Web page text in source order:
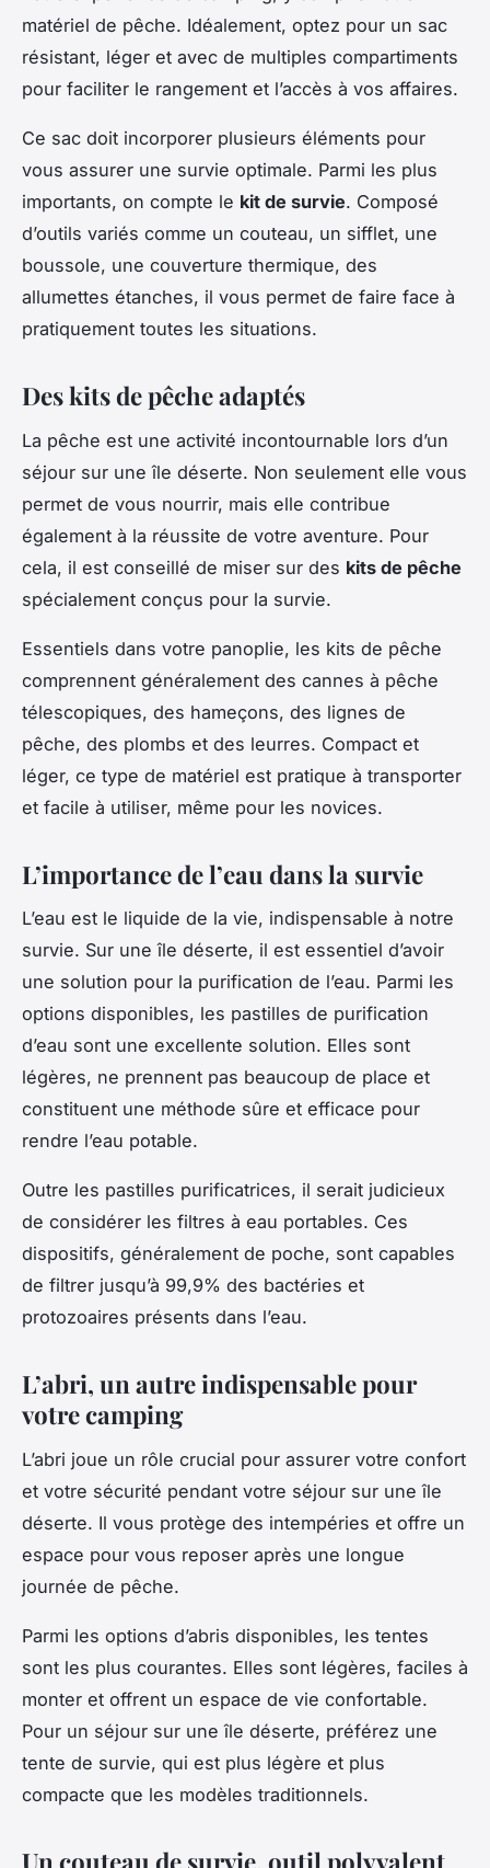
matériel de pêche. Idéalement, optez pour un sac
résistant, léger et avec de multiples compartiments
pour faciliter le rangement et l’accès à vos affaires.
Ce sac doit incorporer plusieurs éléments pour
vous assurer une survie optimale. Parmi les plus
importants, on compte le kit de survie. Composé
d’outils variés comme un couteau, un sifflet, une
boussole, une couverture thermique, des
allumettes étanches, il vous permet de faire face à
pratiquement toutes les situations.
Des kits de pêche adaptés
La pêche est une activité incontournable lors d’un
séjour sur une île déserte. Non seulement elle vous
permet de vous nourrir, mais elle contribue
également à la réussite de votre aventure. Pour
cela, il est conseillé de miser sur des kits de pêche
spécialement conçus pour la survie.
Essentiels dans votre panoplie, les kits de pêche
comprennent généralement des cannes à pêche
télescopiques, des hameçons, des lignes de
pêche, des plombs et des leurres. Compact et
léger, ce type de matériel est pratique à transporter
et facile à utiliser, même pour les novices.
L’importance de l’eau dans la survie
L’eau est le liquide de la vie, indispensable à notre
survie. Sur une île déserte, il est essentiel d’avoir
une solution pour la purification de l’eau. Parmi les
options disponibles, les pastilles de purification
d’eau sont une excellente solution. Elles sont
légères, ne prennent pas beaucoup de place et
constituent une méthode sûre et efficace pour
rendre l’eau potable.
Outre les pastilles purificatrices, il serait judicieux
de considérer les filtres à eau portables. Ces
dispositifs, généralement de poche, sont capables
de filtrer jusqu’à 99,9% des bactéries et
protozoaires présents dans l’eau.
L’abri, un autre indispensable pour
votre camping
L’abri joue un rôle crucial pour assurer votre confort
et votre sécurité pendant votre séjour sur une île
déserte. Il vous protège des intempéries et offre un
espace pour vous reposer après une longue
journée de pêche.
Parmi les options d’abris disponibles, les tentes
sont les plus courantes. Elles sont légères, faciles à
monter et offrent un espace de vie confortable.
Pour un séjour sur une île déserte, préférez une
tente de survie, qui est plus légère et plus
compacte que les modèles traditionnels.